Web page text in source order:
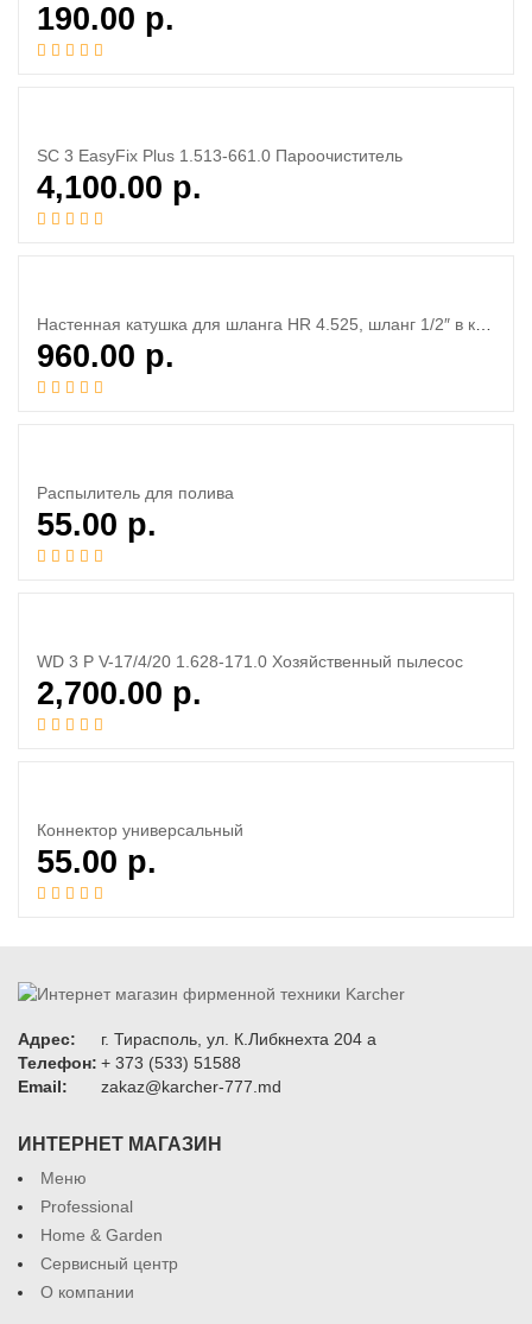
190.00 р.
SC 3 EasyFix Plus 1.513-661.0 Пароочиститель
4,100.00 р.
960.00 р.
Распылитель для полива
55.00 р.
WD 3 P V-17/4/20 1.628-171.0 Хозяйственный пылесос
2,700.00 р.
Коннектор универсальный
55.00 р.
Адрес:
г. Тирасполь, ул. К.Либкнехта 204 а
Телефон: + 373 (533) 51588
Email:
zakaz@karcher-777.md
ИНТЕРНЕТ МАГАЗИН
Меню
Professional
Home & Garden
Сервисный центр
О компании